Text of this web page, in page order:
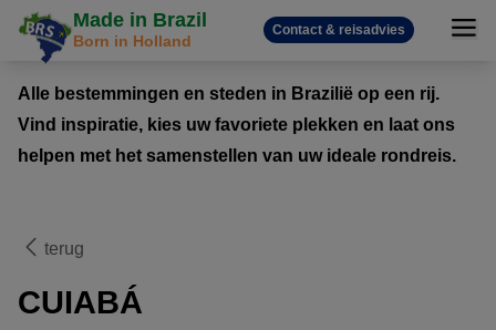
Made in Brazil
Born in Holland
Contact & reisadvies
Alle bestemmingen en steden in Brazilië op een rij.
Vind inspiratie, kies uw favoriete plekken en laat ons
helpen met het samenstellen van uw ideale rondreis.
terug
CUIABÁ